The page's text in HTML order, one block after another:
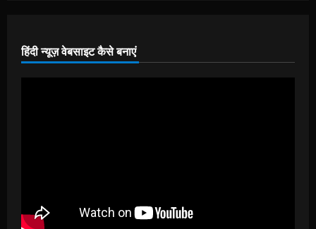
हिंदी न्यूज़ वेबसाइट कैसे बनाएं